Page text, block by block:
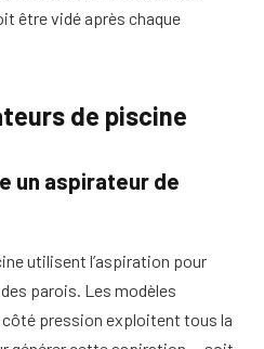
être vidé après chaque
de piscine
un aspirateur de
utilisent l’aspiration pour
parois. Les modèles
pression exploitent tous la